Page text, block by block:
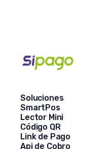
Soluciones
SmartPos
Lector Mini
Código QR
Link de Pago
Api de Cobro